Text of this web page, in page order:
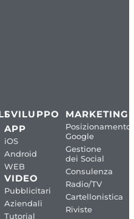
SVILUPPO
APP
iOS
Android
WEB
VIDEO
Pubblicitari
Aziendali
Tutorial
MARKETING
Posizionamento
Google
Gestione
dei Social
Consulenza
Radio/TV
Cartellonistica
Riviste